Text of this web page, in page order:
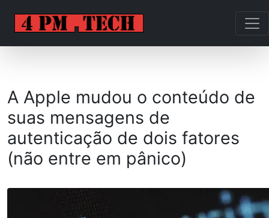
A Apple mudou o conteúdo de
suas mensagens de
autenticação de dois fatores
(não entre em pânico)